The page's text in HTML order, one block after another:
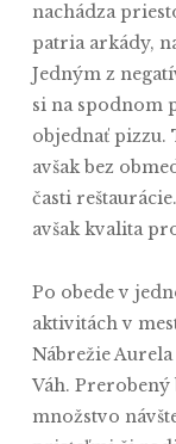
nachádza
patria arkády,
Jedným z
si na spodnom
objednať pizzu.
avšak bez
časti
avšak kvalita
Po obede v
aktivitách v
Nábrežie
Váh. Prerobený
množstvo